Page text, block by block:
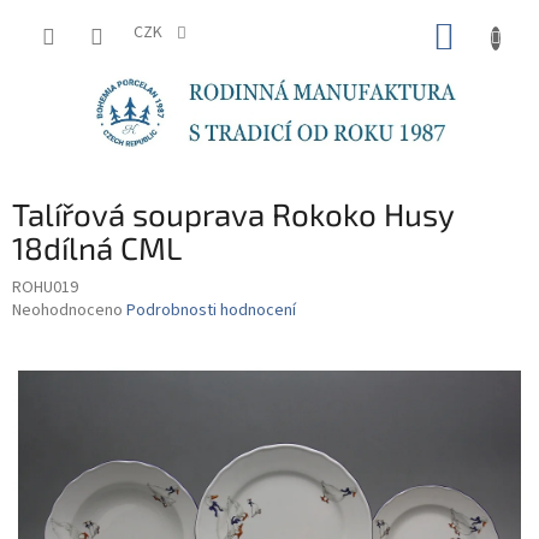
CZK
Talířová souprava Rokoko Husy
18dílná CML
ROHU019
Průměrné
je
hvězdiček.
Neohodnoceno Podrobnosti hodnocení